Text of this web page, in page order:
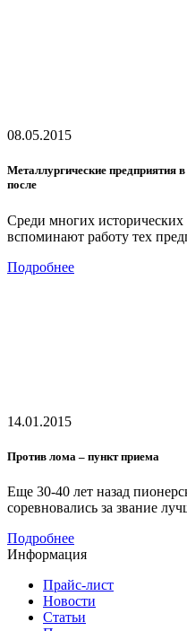
08.05.2015
Металлургические предприятия
после
Среди многих
вспоминают работу тех
Подробнее
14.01.2015
Против лома – пункт приема
Еще 30-40 лет назад
соревновались за звание
Подробнее
Информация
Прайс-лист
Новости
Статьи